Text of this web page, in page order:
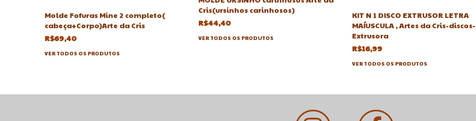
Molde Fofuras Mine 2 completo(
cabeça+Corpo)Arte da Cris
R$69,40
VER TODOS OS PRODUTOS
Cris(ursinhos carinhosos)
R$44,40
VER TODOS OS PRODUTOS
KIT N 1 DISCO EXTRUSOR LETRA
MAÍUSCULA , Artes da Cris-discos-
Extrusora
R$16,99
VER TODOS OS PRODUTOS